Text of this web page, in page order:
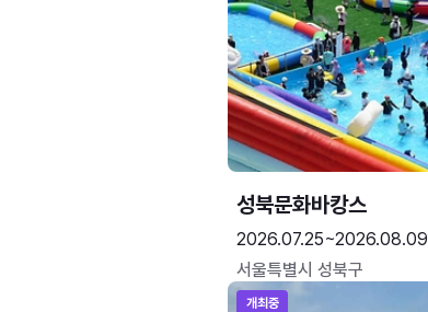
성북문화바캉스
2026.07.25~2026.08.09
서울특별시 성북구
개최중